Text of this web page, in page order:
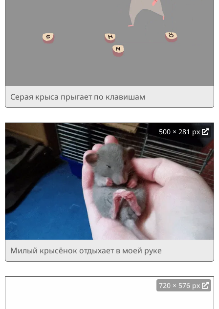
Серая крыса прыгает по клавишам
500 × 281 px
Милый крысёнок отдыхает в моей руке
720 × 576 px